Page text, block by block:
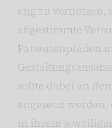
eng zu vernetzen,
abgestimmte
Patientenpfaden
sollte dabei an
angesetzt
in ihrem